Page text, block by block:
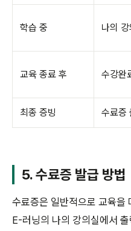
학습 중 나의 강
교육 종료 후 수강완
최종 증빙 수료증
5. 수료증 발급 방법
수료증은 일반적으로 교육을
E-러닝의 나의 강의실에서